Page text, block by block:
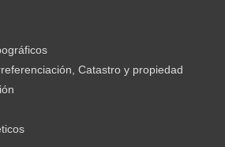
Catastro y propiedad